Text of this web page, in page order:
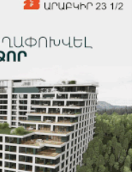
на Seaside Startup
инновационное
Khachaturian Rooftop